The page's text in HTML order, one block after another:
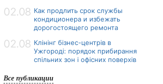
02.08 Как продлить срок службы
кондиционера и избежать
дорогостоящего ремонта
02.08 Клінінг бізнес-центрів в
Ужгороді: порядок прибирання
спільних зон і офісних поверхів
Все публикации